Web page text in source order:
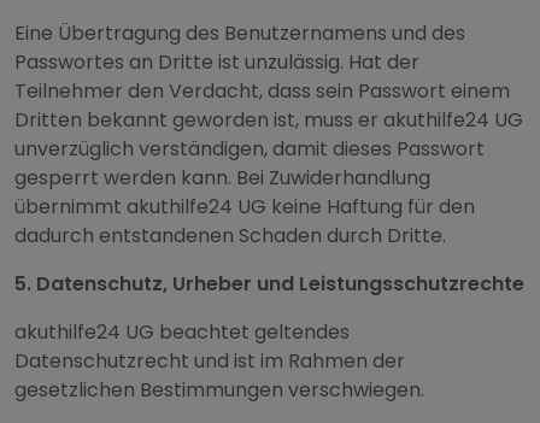
Eine Übertragung des Benutzernamens und des
Passwortes an Dritte ist unzulässig. Hat der
Teilnehmer den Verdacht, dass sein Passwort einem
Dritten bekannt geworden ist, muss er akuthilfe24 UG
unverzüglich verständigen, damit dieses Passwort
gesperrt werden kann. Bei Zuwiderhandlung
übernimmt akuthilfe24 UG keine Haftung für den
dadurch entstandenen Schaden durch Dritte.
5. Datenschutz, Urheber und Leistungsschutzrechte
akuthilfe24 UG beachtet geltendes
Datenschutzrecht und ist im Rahmen der
gesetzlichen Bestimmungen verschwiegen.